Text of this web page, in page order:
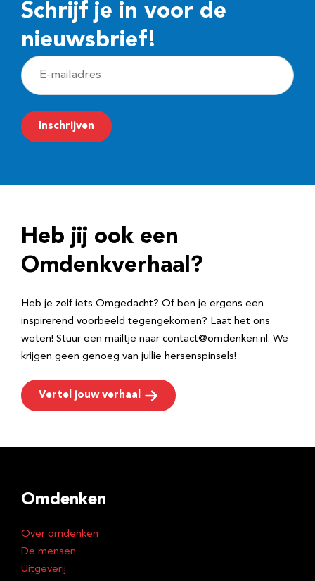
Schrijf je in voor de
nieuwsbrief!
E
-
m
a
r
e
Inschrijven
Heb jij ook een
Omdenkverhaal?
Heb je zelf iets Omgedacht? Of ben je ergens een
inspirerend voorbeeld tegengekomen? Laat het ons
weten! Stuur een mailtje naar contact@omdenken.nl. We
krijgen geen genoeg van jullie hersenspinsels!
Vertel jouw verhaal
Omdenken
Over omdenken
De mensen
Uitgeverij